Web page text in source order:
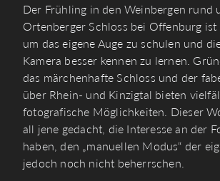
Der Frühling in den Weinbergen rund
Ortenberger Schloss bei Offenburg ist
um das eigene Auge zu schulen und
Kamera besser kennen zu lernen.
das märchenhafte Schloss und der
über Rhein- und Kinzigtal bieten
fotografische Möglichkeiten. Dieser
all jene gedacht, die Interesse an der
haben, den „manuellen Modus“ der
jedoch noch nicht beherrschen.